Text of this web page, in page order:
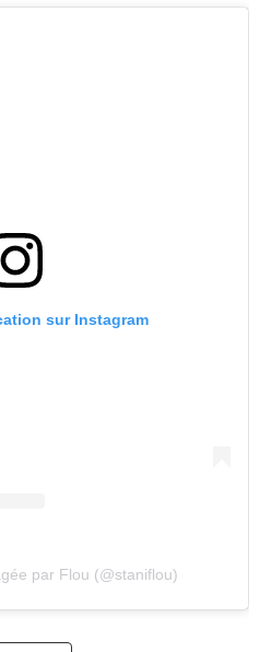
sur Instagram
par Flou (@staniflou)